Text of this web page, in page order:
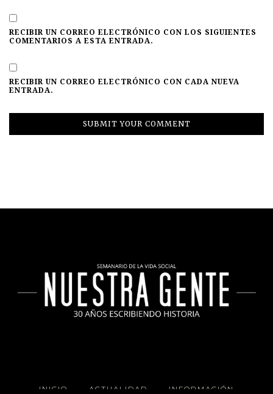
RECIBIR UN CORREO ELECTRÓNICO CON LOS SIGUIENTES
COMENTARIOS A ESTA ENTRADA.
RECIBIR UN CORREO ELECTRÓNICO CON CADA NUEVA
ENTRADA.
INICIO ACTUALIDAD INFORMACIÓN